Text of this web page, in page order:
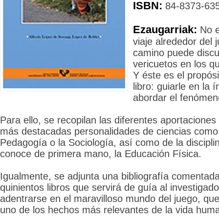
ISBN: 84-8373-
Ezaugarriak: No
viaje alrededor del
camino puede
vericuetos en los
Y éste es el
libro: guiarle en la
abordar el
Para ello, se recopilan las diferentes
más destacadas personalidades de ciencias
Pedagogía o la Sociología, así como de la
conoce de primera mano, la Educación Física.
Igualmente, se adjunta una bibliografía
quinientos libros que servirá de guía al
adentrarse en el maravilloso mundo del juego,
uno de los hechos más relevantes de la vida